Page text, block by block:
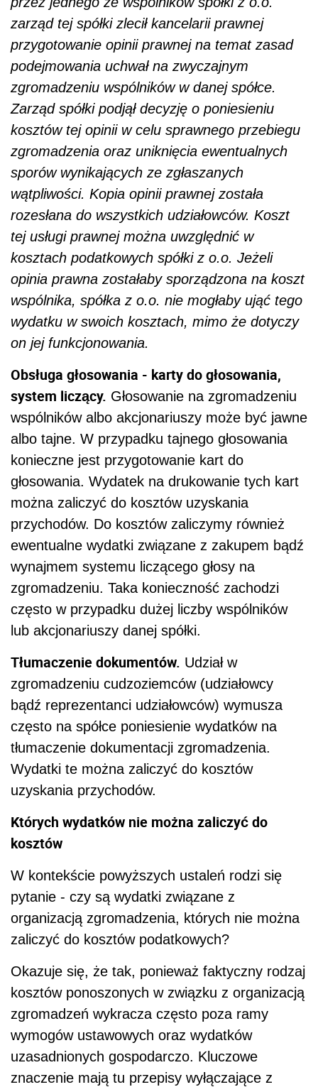
zarząd tej spółki zlecił kancelarii prawnej
przygotowanie opinii prawnej na temat zasad
podejmowania uchwał na zwyczajnym
zgromadzeniu wspólników w danej spółce.
Zarząd spółki podjął decyzję o poniesieniu
kosztów tej opinii w celu sprawnego przebiegu
zgromadzenia oraz uniknięcia ewentualnych
sporów wynikających ze zgłaszanych
wątpliwości. Kopia opinii prawnej została
rozesłana do wszystkich udziałowców. Koszt
tej usługi prawnej można uwzględnić w
kosztach podatkowych spółki z o.o. Jeżeli
opinia prawna zostałaby sporządzona na koszt
wspólnika, spółka z o.o. nie mogłaby ująć tego
wydatku w swoich kosztach, mimo że dotyczy
on jej funkcjonowania.
Obsługa głosowania - karty do głosowania,
system liczący. Głosowanie na zgromadzeniu
wspólników albo akcjonariuszy może być jawne
albo tajne. W przypadku tajnego głosowania
konieczne jest przygotowanie kart do
głosowania. Wydatek na drukowanie tych kart
można zaliczyć do kosztów uzyskania
przychodów. Do kosztów zaliczymy również
ewentualne wydatki związane z zakupem bądź
wynajmem systemu liczącego głosy na
zgromadzeniu. Taka konieczność zachodzi
często w przypadku dużej liczby wspólników
lub akcjonariuszy danej spółki.
Tłumaczenie dokumentów. Udział w
zgromadzeniu cudzoziemców (udziałowcy
bądź reprezentanci udziałowców) wymusza
często na spółce poniesienie wydatków na
tłumaczenie dokumentacji zgromadzenia.
Wydatki te można zaliczyć do kosztów
uzyskania przychodów.
Których wydatków nie można zaliczyć do
kosztów
W kontekście powyższych ustaleń rodzi się
pytanie - czy są wydatki związane z
organizacją zgromadzenia, których nie można
zaliczyć do kosztów podatkowych?
Okazuje się, że tak, ponieważ faktyczny rodzaj
kosztów ponoszonych w związku z organizacją
zgromadzeń wykracza często poza ramy
wymogów ustawowych oraz wydatków
uzasadnionych gospodarczo. Kluczowe
znaczenie mają tu przepisy wyłączające z